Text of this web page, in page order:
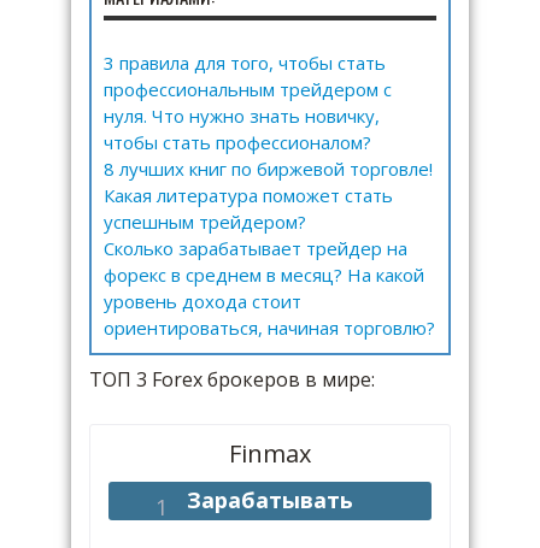
3 правила для того, чтобы стать
профессиональным трейдером с
нуля. Что нужно знать новичку,
чтобы стать профессионалом?
8 лучших книг по биржевой торговле!
Какая литература поможет стать
успешным трейдером?
Сколько зарабатывает трейдер на
форекс в среднем в месяц? На какой
уровень дохода стоит
ориентироваться, начиная торговлю?
ТОП 3 Forex брокеров в мире:
Finmax
Зарабатывать